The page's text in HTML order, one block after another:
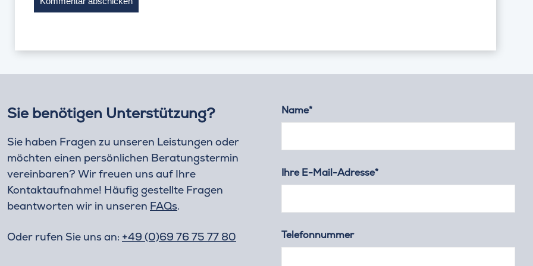
Sie benötigen Unterstützung?
Sie haben Fragen zu unseren Leistungen oder
möchten einen persönlichen Beratungstermin
vereinbaren? Wir freuen uns auf Ihre
Kontaktaufnahme! Häufig gestellte Fragen
beantworten wir in unseren FAQs.
Oder rufen Sie uns an: +49 (0)69 76 75 77 80
Name*
Ihre E-Mail-Adresse*
Telefonnummer